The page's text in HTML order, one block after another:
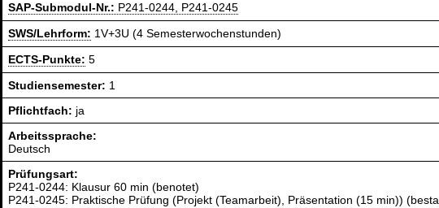
SAP-Submodul-Nr.: P241-0244, P241-0245
SWS/Lehrform: 1V+3U (4 Semesterwochenstunden)
ECTS-Punkte: 5
Studiensemester: 1
Pflichtfach: ja
Arbeitssprache:
Deutsch
Prüfungsart:
P241-0244: Klausur 60 min (benotet)
P241-0245: Praktische Prüfung (Projekt (Teamarbeit), Präsentation (15 min))